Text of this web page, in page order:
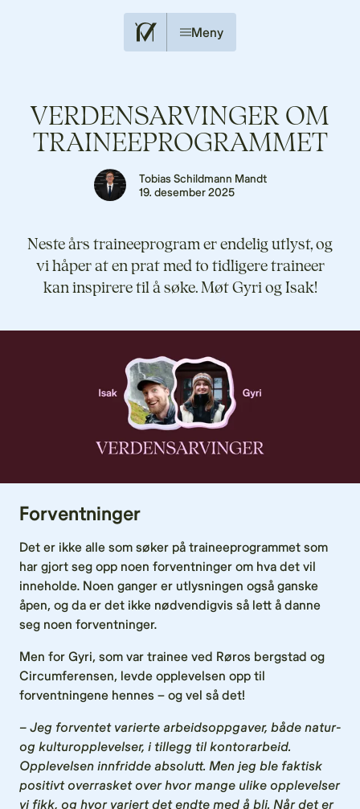
Meny
VERDENSARVINGER OM
TRAINEEPROGRAMMET
Tobias Schildmann Mandt
19. desember 2025
Neste års traineeprogram er endelig utlyst, og
vi håper at en prat med to tidligere traineer
kan inspirere til å søke. Møt Gyri og Isak!
Forventninger
Det er ikke alle som søker på traineeprogrammet som
har gjort seg opp noen forventninger om hva det vil
inneholde. Noen ganger er utlysningen også ganske
åpen, og da er det ikke nødvendigvis så lett å danne
seg noen forventninger.
Men for Gyri, som var trainee ved Røros bergstad og
Circumferensen, levde opplevelsen opp til
forventningene hennes – og vel så det!
– Jeg forventet varierte arbeidsoppgaver, både natur-
og kulturopplevelser, i tillegg til kontorarbeid.
Opplevelsen innfridde absolutt. Men jeg ble faktisk
positivt overrasket over hvor mange ulike opplevelser
vi fikk, og hvor variert det endte med å bli. Når det er